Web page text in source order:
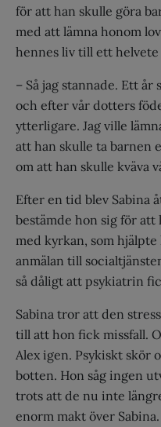
för att han skulle göra
med att lämna honom
hennes liv till ett helvete
– Så jag stannade. Ett
och efter vår dotters
ytterligare. Jag ville
att han skulle ta barnen
om att han skulle kväva
Efter en tid blev Sabina
bestämde hon sig för att
med kyrkan, som
anmälan till
så dåligt att psykiatrin
Sabina tror att den
till att hon fick missfall.
Alex igen. Psykiskt skör
botten. Hon såg ingen
trots att de nu inte
enorm makt över